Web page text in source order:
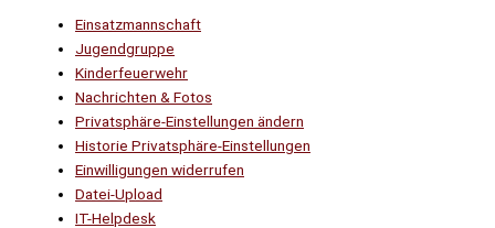
Einsatzmannschaft
Jugendgruppe
Kinderfeuerwehr
Nachrichten & Fotos
Privatsphäre-Einstellungen ändern
Historie Privatsphäre-Einstellungen
Einwilligungen widerrufen
Datei-Upload
IT-Helpdesk